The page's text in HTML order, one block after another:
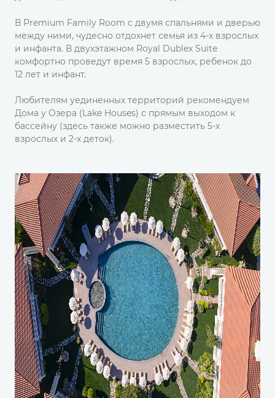
В Premium Family Room с двумя спальнями и дверью
между ними, чудесно отдохнет семья из 4-х взрослых
и инфанта. В двухэтажном Royal Dublex Suite
комфортно проведут время 5 взрослых, ребенок до
12 лет и инфант.
Любителям уединенных территорий рекомендуем
Дома у Oзера (Lake Houses) с прямым выходом к
бассейну (здесь также можно разместить 5-х
взрослых и 2-х деток).